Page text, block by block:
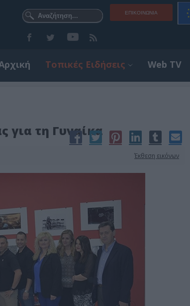
ΕΠΙΚΟΙΝΩΝΊΑ
Τοπικές Ειδήσεις Web TV
για τη Γυναίκα
Έκθεση εικόνων